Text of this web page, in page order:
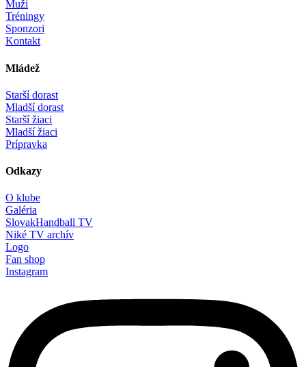
Muži
Tréningy
Sponzori
Kontakt
Mládež
Starší dorast
Mladší dorast
Starší žiaci
Mladší žiaci
Prípravka
Odkazy
O klube
Galéria
SlovakHandball TV
Niké TV archív
Logo
Fan shop
Instagram